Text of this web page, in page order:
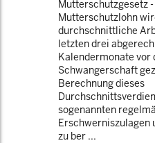
Mutterschutzgesetz
Mutterschutzlohn
durchschnittliche
letzten drei
Kalendermonate
Schwangerschaft
Berechnung dieses
sogenannten
Erschwerniszulagen
zu ber ...